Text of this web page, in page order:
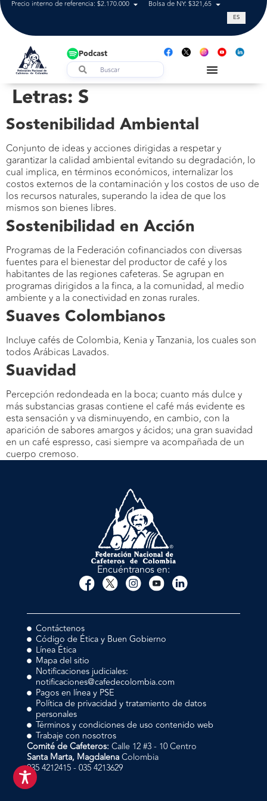
Precio interno de referencia: $2.170.000 Bolsa de NY: $321,65 Tasa de
ES
Podcast
Letras:S
Sostenibilidad Ambiental
Conjunto de ideas y acciones dirigidas a respetar y
garantizar la calidad ambiental evitando su degradación, lo
cual implica, en términos económicos, internalizar los
costos externos de la contaminación y los costos de uso de
los recursos naturales, superando la idea de que los
mismos son bienes libres.
Sostenibilidad en Acción
Programas de la Federación cofinanciados con diversas
fuentes para el bienestar del productor de café y los
habitantes de las regiones cafeteras. Se agrupan en
programas dirigidos a la finca, a la comunidad, al medio
ambiente y a la conectividad en zonas rurales.
Suaves Colombianos
Incluye cafés de Colombia, Kenia y Tanzania, los cuales son
todos Arábicas Lavados.
Suavidad
Percepción redondeada en la boca; cuanto más dulce y
más substancias grasas contiene el café más evidente es
esta sensación y va disminuyendo, en cambio, con la
aparición de sabores amargos y ácidos; una gran suavidad
en un café espresso, casi siempre va acompañada de un
cuerpo cremoso.
Encuéntranos en:
Contáctenos
Código de Ética y Buen Gobierno
Línea Ética
Mapa del sitio
Notificaciones judiciales:
notificaciones@cafedecolombia.com
Pagos en línea y PSE
Política de privacidad y tratamiento de datos
personales
Términos y condiciones de uso contenido web
Trabaje con nosotros
Comité de Cafeteros: Calle 12 #3 - 10 Centro
Santa Marta, MagdalenaColombia
035 4212415 - 035 4213629